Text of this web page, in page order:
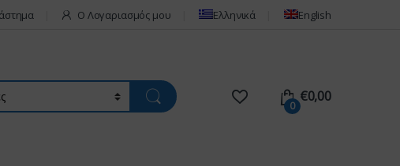
Ο Λογαριασμός μου Ελληνικά English
0
€0,00